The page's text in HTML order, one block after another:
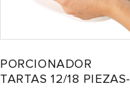
PORCIONADOR
TARTAS 12/18 PIEZAS-